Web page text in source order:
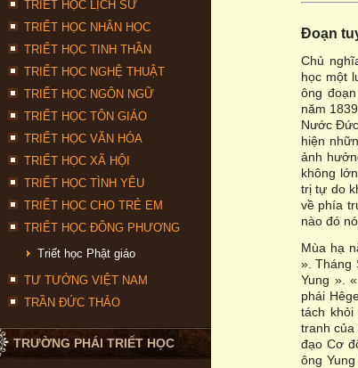
TRIẾT HỌC LỊCH SỬ
TRIẾT HỌC NHÂN HỌC
TRIẾT HỌC TINH THẦN
TRIẾT HỌC NGHỆ THUẬT
TRIẾT HỌC NGÔN NGỮ
TRIẾT HỌC TÔN GIÁO
TRIẾT HỌC VĂN HÓA
TRIẾT HỌC XÃ HỘI
TRIẾT HỌC TÌNH YÊU
TRIẾT HỌC CHO TRẺ EM
TRIẾT HỌC ĐÔNG PHƯƠNG
Triết học Phật giáo
TƯ TƯỞNG VIỆT NAM
TRẦN ĐỨC THẢO
TRƯỜNG PHÁI TRIẾT HỌC
Đoạn
Chủ
học một
ông
năm
Nước
hiện
ảnh
không
trị tự do
về phía
nào đó
Mùa hạ
». Tháng
Yung ».
phái
tách
tranh của
đạo Cơ
ông